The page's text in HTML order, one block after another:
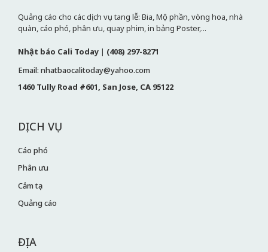
Quảng cáo cho các dịch vụ tang lễ: Bia, Mộ phần, vòng hoa, nhà
quàn, cáo phó, phân ưu, quay phim, in bảng Poster,...
Nhật báo Cali Today | (408) 297-8271
Email: nhatbaocalitoday@yahoo.com
1460 Tully Road #601, San Jose, CA 95122
DỊCH VỤ
Cáo phó
Phân ưu
Cảm tạ
Quảng cáo
ĐỊA